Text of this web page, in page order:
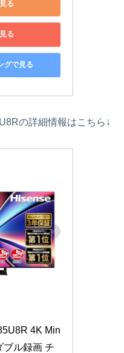
る
る
グで見る
の詳細情報はこちら↓
4K Min
ブル録画 チ